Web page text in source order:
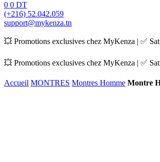
0 0 DT
(+216) 52.042.059
support@mykenza.tn
💥 Promotions exclusives chez MyKenza | ✅
💥 Promotions exclusives chez MyKenza | ✅
Accueil MONTRES Montres Homme Montre